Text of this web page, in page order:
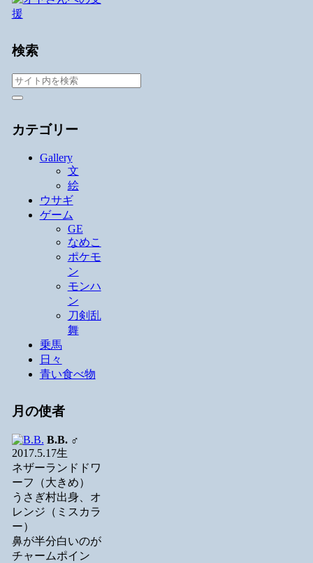
検索
カテゴリー
Gallery
文
絵
ウサギ
ゲーム
GE
なめこ
ポケモ
ン
モンハ
ン
刀剣乱
舞
乗馬
日々
青い食べ物
月の使者
B.B.♂
2017.5.17生
ネザーランドドワ
ーフ（大きめ）
うさぎ村出身、オ
レンジ（ミスカラ
ー）
鼻が半分白いのが
チャームポイン